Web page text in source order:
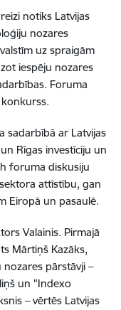
notiks Latvijas
nozares
uz spraigām
iespēju nozares
Foruma
sadarbībā ar Latvijas
Rīgas investīciju un
foruma diskusiju
attīstību, gan
Eiropā un pasaulē.
Valainis. Pirmajā
Mārtiņš Kazāks,
pārstāvji –
un "Indexo
– vērtēs Latvijas